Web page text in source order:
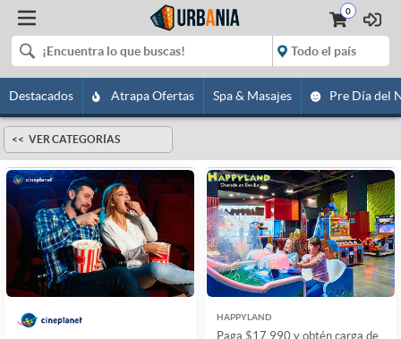
0
Destacados Atrapa Ofertas Spa & Masajes Pre Día del
VER CATEGORÍAS
HAPPYLAND
Paga $17.990 y obtén carga de